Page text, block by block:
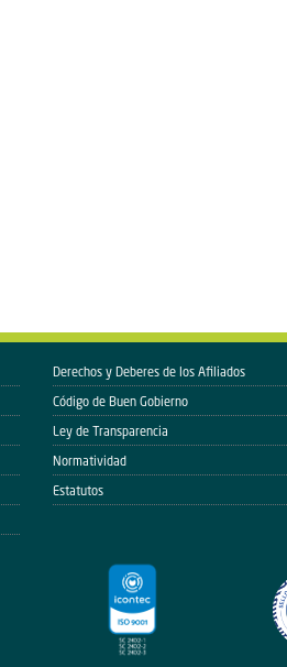
Derechos y Deberes de los Afiliados
Código de Buen Gobierno
Ley de Transparencia
Normatividad
Estatutos